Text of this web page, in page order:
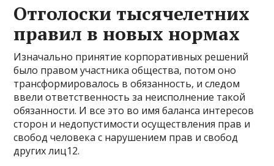
Отголоски тысячелетних
правил в новых нормах
Изначально принятие корпоративных решений
было правом участника общества, потом оно
трансформировалось в обязанность, и следом
ввели ответственность за неисполнение такой
обязанности. И все это во имя баланса интересов
сторон и недопустимости осуществления прав и
свобод человека с нарушением прав и свобод
других лиц12.